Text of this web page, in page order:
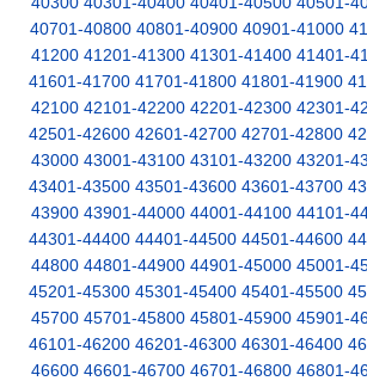
40701-40800 40801-40900 40901-41000
41200 41201-41300 41301-41400 41401-
41601-41700 41701-41800 41801-41900
42100 42101-42200 42201-42300 42301-
42501-42600 42601-42700 42701-42800
43000 43001-43100 43101-43200 43201-
43401-43500 43501-43600 43601-43700
43900 43901-44000 44001-44100 44101-
44301-44400 44401-44500 44501-44600
44800 44801-44900 44901-45000 45001-
45201-45300 45301-45400 45401-45500
45700 45701-45800 45801-45900 45901-
46101-46200 46201-46300 46301-46400
46600 46601-46700 46701-46800 46801-